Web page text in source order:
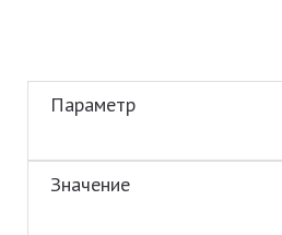
Параметр
Значение